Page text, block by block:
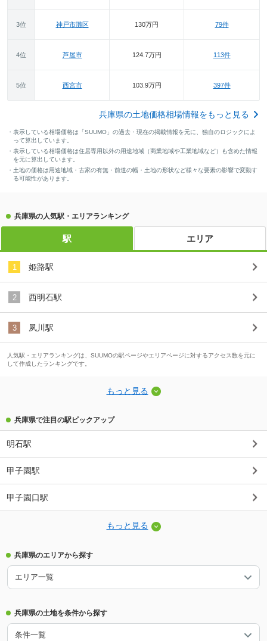
3位 神戸市灘区 130万円 79件
4位 芦屋市 124.7万円 113件
5位 西宮市 103.9万円 397件
兵庫県の土地価格相場情報をもっと見る
・表示している相場価格は「SUUMO」の過去・現在の掲載情報を元に、独自のロジックによ
って算出しています。
・表示している相場価格は住居専用以外の用途地域（商業地域や工業地域など）も含めた情報
を元に算出しています。
・土地の価格は用途地域・古家の有無・前道の幅・土地の形状など様々な要素の影響で変動す
る可能性があります。
兵庫県の人気駅・エリアランキング
駅 エリア
1 姫路駅
2 西明石駅
3 夙川駅
人気駅・エリアランキングは、SUUMOの駅ページやエリアページに対するアクセス数を元に
して作成したランキングです。
もっと見る
兵庫県で注目の駅ピックアップ
明石駅
甲子園駅
甲子園口駅
もっと見る
兵庫県のエリアから探す
エリア一覧
兵庫県の土地を条件から探す
条件一覧